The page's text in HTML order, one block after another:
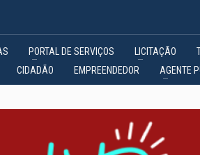
PORTAL DE SERVIÇOS LICITAÇÃO
CIDADÃO EMPREENDEDOR AGENTE